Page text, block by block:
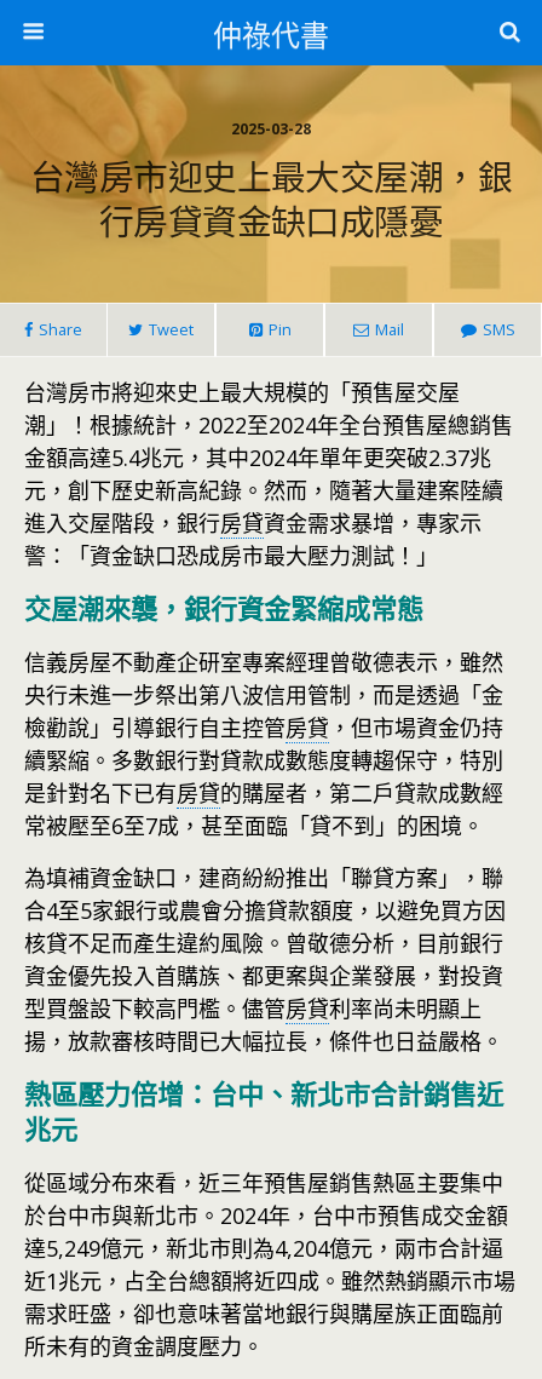
仲祿代書
2025-03-28
台灣房市迎史上最大交屋潮，銀
行房貸資金缺口成隱憂
Share Tweet Pin Mail SMS
台灣房市將迎來史上最大規模的「預售屋交屋
潮」！根據統計，2022至2024年全台預售屋總銷售
金額高達5.4兆元，其中2024年單年更突破2.37兆
元，創下歷史新高紀錄。然而，隨著大量建案陸續
進入交屋階段，銀行房貸資金需求暴增，專家示
警：「資金缺口恐成房市最大壓力測試！」
交屋潮來襲，銀行資金緊縮成常態
信義房屋不動產企研室專案經理曾敬德表示，雖然
央行未進一步祭出第八波信用管制，而是透過「金
檢勸說」引導銀行自主控管房貸 ，但市場資金仍持
續緊縮。多數銀行對貸款成數態度轉趨保守，特別
是針對名下已有房貸的購屋者，第二戶貸款成數經
常被壓至6至7成，甚至面臨「貸不到」的困境。
為填補資金缺口，建商紛紛推出「聯貸方案」，聯
合4至5家銀行或農會分擔貸款額度，以避免買方因
核貸不足而產生違約風險。曾敬德分析，目前銀行
資金優先投入首購族、都更案與企業發展，對投資
型買盤設下較高門檻。儘管房貸利率尚未明顯上
揚，放款審核時間已大幅拉長，條件也日益嚴格。
熱區壓力倍增：台中、新北市合計銷售近
兆元
從區域分布來看，近三年預售屋銷售熱區主要集中
於台中市與新北市。2024年，台中市預售成交金額
達5,249億元，新北市則為4,204億元，兩市合計逼
近1兆元，占全台總額將近四成。雖然熱銷顯示市場
需求旺盛，卻也意味著當地銀行與購屋族正面臨前
所未有的資金調度壓力。